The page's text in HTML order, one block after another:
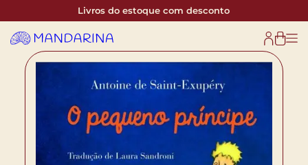
Livros do estoque com desconto